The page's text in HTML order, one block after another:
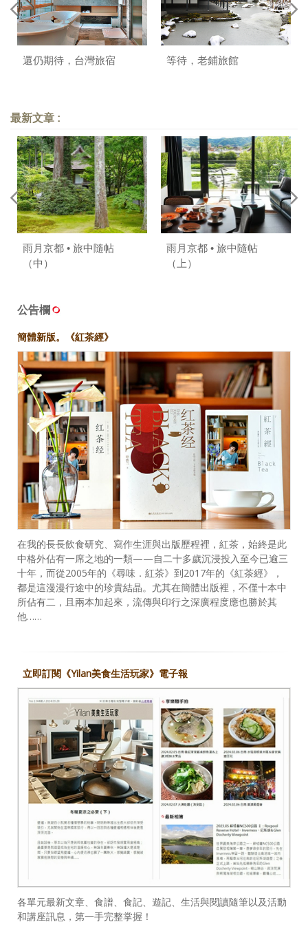
還仍期待，台灣旅宿 等待，老鋪旅館
最新文章 :
雨月京都 • 旅中隨帖
（中）
雨月京都 • 旅中隨帖
（上）
公告欄
簡體新版。《紅茶經》
在我的長長飲食研究、寫作生涯與出版歷程裡，紅茶，始終是此
中格外佔有一席之地的一類——自二十多歲沉浸投入至今已逾三
十年，而從2005年的《尋味．紅茶》到2017年的《紅茶經》，
都是這漫漫行途中的珍貴結晶。尤其在簡體出版裡，不僅十本中
所佔有二，且兩本加起來，流傳與印行之深廣程度應也勝於其
他……
立即訂閱《Yilan美食生活玩家》電子報
各單元最新文章、食譜、食記、遊記、生活與閱讀隨筆以及活動
和講座訊息，第一手完整掌握！